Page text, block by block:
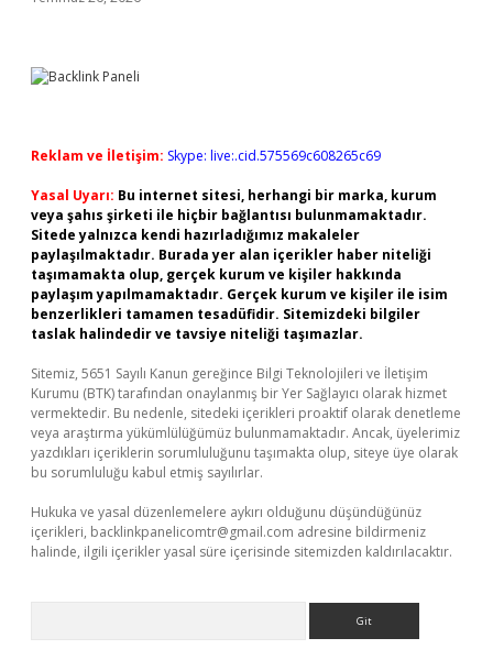
Reklam ve İletişim: Skype: live:.cid.575569c608265c69
Yasal Uyarı: Bu internet sitesi, herhangi bir marka, kurum
veya şahıs şirketi ile hiçbir bağlantısı bulunmamaktadır.
Sitede yalnızca kendi hazırladığımız makaleler
paylaşılmaktadır. Burada yer alan içerikler haber niteliği
taşımamakta olup, gerçek kurum ve kişiler hakkında
paylaşım yapılmamaktadır. Gerçek kurum ve kişiler ile isim
benzerlikleri tamamen tesadüfidir. Sitemizdeki bilgiler
taslak halindedir ve tavsiye niteliği taşımazlar.
Sitemiz, 5651 Sayılı Kanun gereğince Bilgi Teknolojileri ve İletişim
Kurumu (BTK) tarafından onaylanmış bir Yer Sağlayıcı olarak hizmet
vermektedir. Bu nedenle, sitedeki içerikleri proaktif olarak denetleme
veya araştırma yükümlülüğümüz bulunmamaktadır. Ancak, üyelerimiz
yazdıkları içeriklerin sorumluluğunu taşımakta olup, siteye üye olarak
bu sorumluluğu kabul etmiş sayılırlar.
Hukuka ve yasal düzenlemelere aykırı olduğunu düşündüğünüz
içerikleri, backlinkpanelicomtr@gmail.com adresine bildirmeniz
halinde, ilgili içerikler yasal süre içerisinde sitemizden kaldırılacaktır.